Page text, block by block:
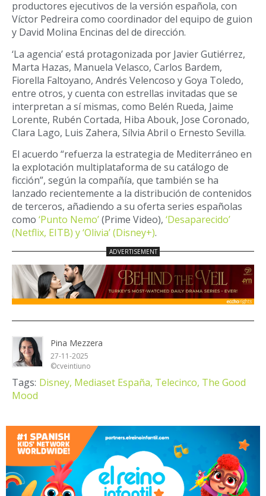
productores ejecutivos de la versión española, con
Víctor Pedreira como coordinador del equipo de guion
y David Molina Encinas del de dirección.
‘La agencia’ está protagonizada por Javier Gutiérrez,
Marta Hazas, Manuela Velasco, Carlos Bardem,
Fiorella Faltoyano, Andrés Velencoso y Goya Toledo,
entre otros, y cuenta con estrellas invitadas que se
interpretan a sí mismas, como Belén Rueda, Jaime
Lorente, Rubén Cortada, Hiba Abouk, Jose Coronado,
Clara Lago, Luis Zahera, Sílvia Abril o Ernesto Sevilla.
El acuerdo “refuerza la estrategia de Mediterráneo en
la explotación multiplataforma de su catálogo de
ficción”, según la compañía, que también se ha
lanzado recientemente a la distribución de contenidos
de terceros, añadiendo a su oferta series españolas
como ‘Punto Nemo’(Prime Video), ‘Desaparecido’
(Netflix, EITB) y ‘Olivia’ (Disney+).
Pina Mezzera
27-11-2025
©cveintiuno
Tags: Disney, Mediaset España, Telecinco, The Good
Mood